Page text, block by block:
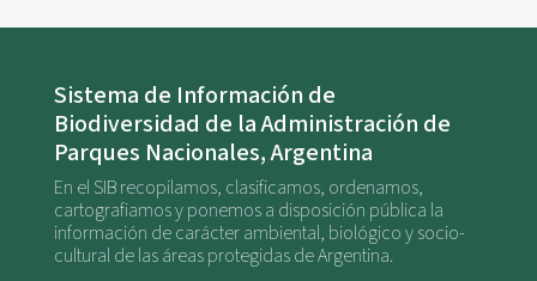
Sistema de Información de
Biodiversidad de la Administración de
Parques Nacionales, Argentina
En el SIB recopilamos, clasificamos, ordenamos,
cartografiamos y ponemos a disposición pública la
información de carácter ambiental, biológico y socio-
cultural de las áreas protegidas de Argentina.